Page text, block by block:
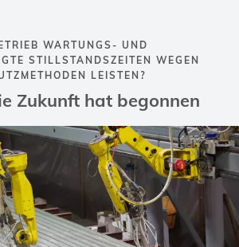
WARTUNGS- UND
STILLSTANDSZEITEN WEGEN
LEISTEN?
Zukunft hat begonnen